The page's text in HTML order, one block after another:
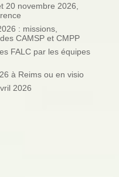
20 novembre 2026,
: missions,
CAMSP et CMPP
FALC par les équipes
à Reims ou en visio
2026